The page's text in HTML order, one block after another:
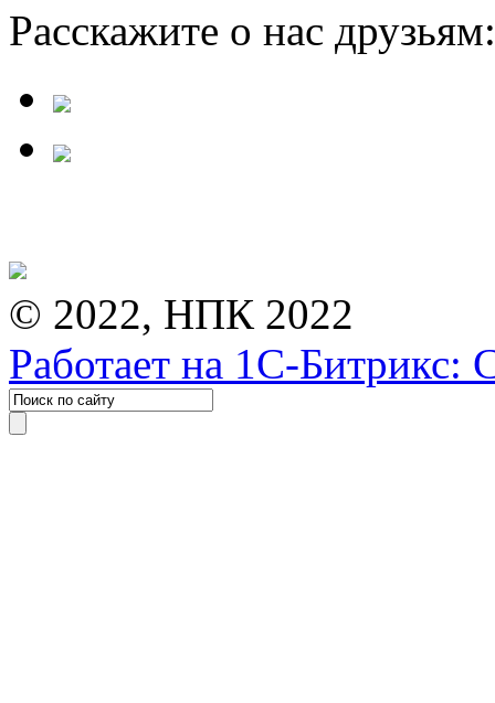
Расскажите о нас друзьям:
© 2022, НПК 2022
Работает на 1С-Битрикс: